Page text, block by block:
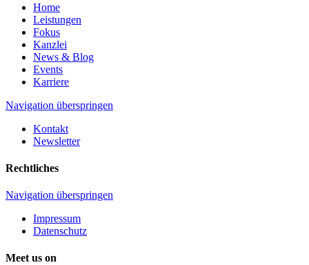
Home
Leistungen
Fokus
Kanzlei
News & Blog
Events
Karriere
Navigation überspringen
Kontakt
Newsletter
Rechtliches
Navigation überspringen
Impressum
Datenschutz
Meet us on